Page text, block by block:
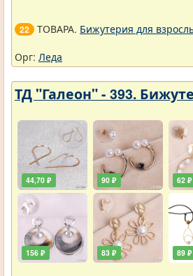
22 ТОВАРА. Бижутерия для
Орг: Леда
ТД "Галеон" - 393.
44,70 ₽
156 ₽
90 ₽
83 ₽
62 ₽
89 ₽